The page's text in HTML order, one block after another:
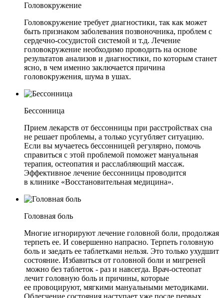
Головокружение
Головокружение требует диагностики, так как может
быть признаком заболевания позвоночника, проблем с
сердечно-сосудистой системой и т.д. Лечение
головокружение необходимо проводить на основе
результатов анализов и диагностики, по которым станет
ясно, в чем именно заключается причина
головокружения, шума в ушах.
Бессонница
Прием лекарств от бессонницы при расстройствах сна
не решает проблемы, а только усугубляет ситуацию.
Если вы мучаетесь бессонницей регулярно, помочь
справиться с этой проблемой поможет мануальная
терапия, остеопатия и расслабляющий массаж.
Эффективное лечение бессонницы проводится
в клинике «Восстановительная медицина».
Головная боль
Многие игнорируют лечение головной боли, продолжая
терпеть ее. И совершенно напрасно. Терпеть головную
боль и заедать ее таблетками нельзя. Это только ухудшит
состояние. Избавиться от головной боли и мигреней
можно без таблеток - раз и навсегда. Врач-остеопат
лечит головную боль и причины, которые
ее провоцируют, мягкими мануальными методиками.
Облегчение состояния наступает уже после первых